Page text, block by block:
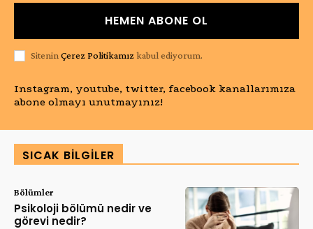
HEMEN ABONE OL
Sitenin Çerez Politikamızkabul ediyorum.
Instagram, youtube, twitter, facebook kanallarımıza
abone olmayı unutmayınız!
SICAK BILGILER
Bölümler
Psikoloji bölümü nedir ve
görevi nedir?